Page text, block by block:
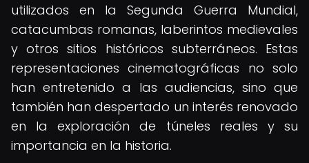
utilizados en la Segunda Guerra Mundial,
catacumbas romanas, laberintos medievales
y otros sitios históricos subterráneos. Estas
representaciones cinematográficas no solo
han entretenido a las audiencias, sino que
también han despertado un interés renovado
en la exploración de túneles reales y su
importancia en la historia.